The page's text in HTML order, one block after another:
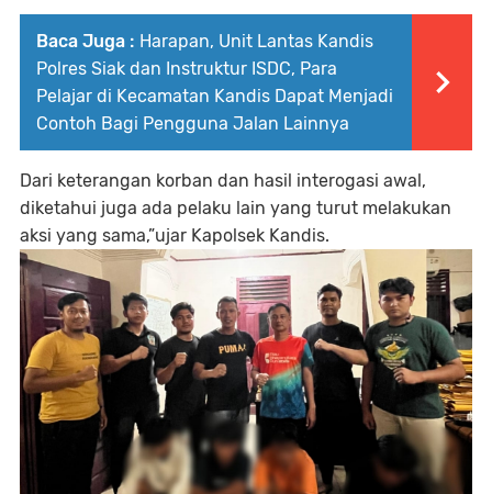
Baca Juga : Harapan, Unit Lantas Kandis
Polres Siak dan Instruktur ISDC, Para
Pelajar di Kecamatan Kandis Dapat Menjadi
Contoh Bagi Pengguna Jalan Lainnya
Dari keterangan korban dan hasil interogasi awal,
diketahui juga ada pelaku lain yang turut melakukan
aksi yang sama,”ujar Kapolsek Kandis.